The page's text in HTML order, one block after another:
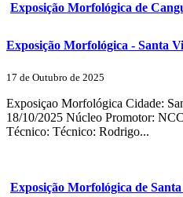
Exposição Morfológica de
Exposição Morfológica - Santa
17 de Outubro de 2025
Exposiçao Morfológica Cidade:
18/10/2025 Núcleo Promotor:
Técnico: Técnico: Rodrigo...
Exposição Morfológica de